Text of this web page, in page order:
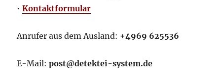
•Kontaktformular
Anrufer aus dem Ausland: +4969 625536
E-Mail:post@detektei-system.de